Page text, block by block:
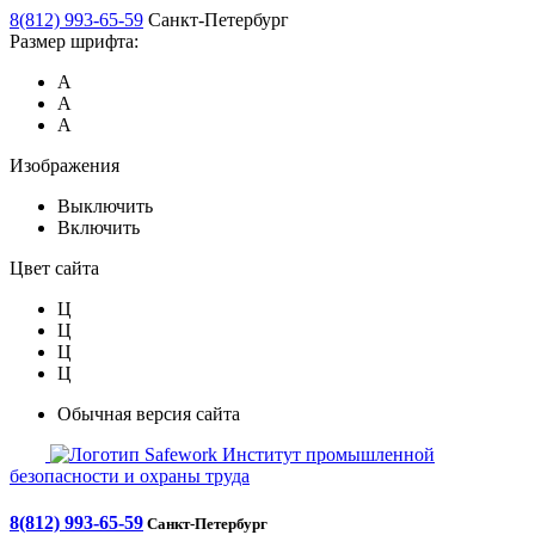
8(812) 993-65-59 Санкт-Петербург
Размер шрифта:
А
А
А
Изображения
Выключить
Включить
Цвет сайта
Ц
Ц
Ц
Ц
Обычная версия сайта
Safework Институт промышленной
безопасности и охраны труда
8(812) 993-65-59 Санкт-Петербург